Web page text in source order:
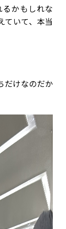
かもしれな
ていて、本当
だけなのだか